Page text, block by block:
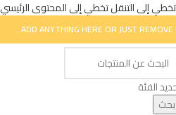
تخطي إلى التنقلتخطي إلى المحتوى الرئيسي
ADD ANYTHING HERE OR JUST REMOVE
الفئة
بحث